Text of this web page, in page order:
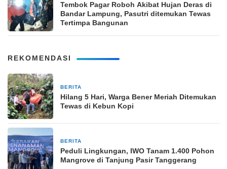
Tembok Pagar Roboh Akibat Hujan Deras di
Bandar Lampung, Pasutri ditemukan Tewas
Tertimpa Bangunan
REKOMENDASI
BERITA
Hilang 5 Hari, Warga Bener Meriah Ditemukan
Tewas di Kebun Kopi
BERITA
Peduli Lingkungan, IWO Tanam 1.400 Pohon
Mangrove di Tanjung Pasir Tanggerang